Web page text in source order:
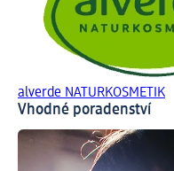
alverde NATURKOSMETIK
Vhodné poradenství